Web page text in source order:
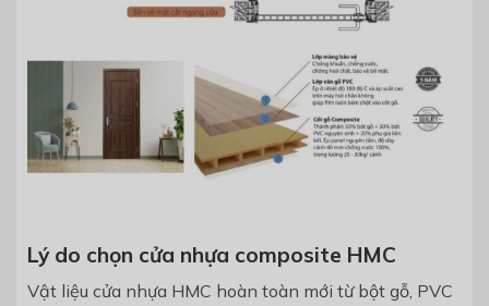
Lý do chọn cửa nhựa composite HMC
Vật liệu cửa nhựa HMC hoàn toàn mới từ bột gỗ, PVC